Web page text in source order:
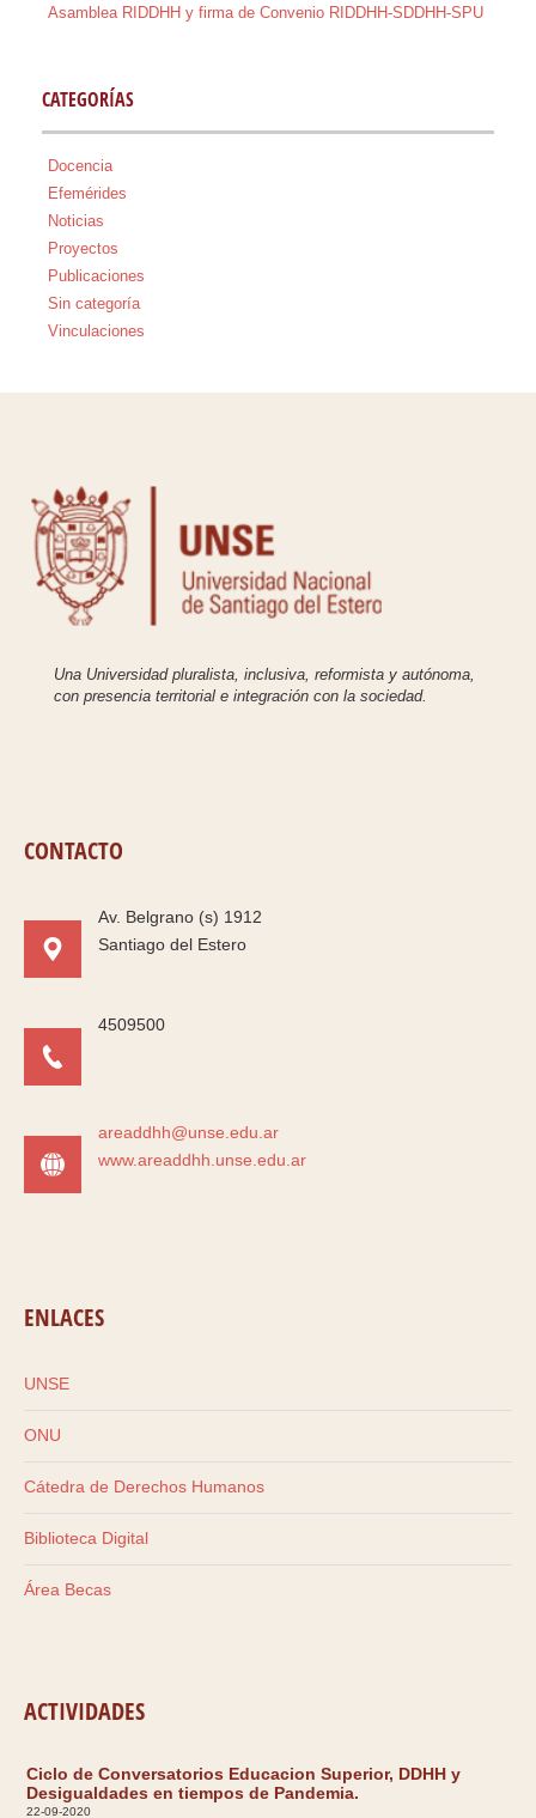
Asamblea RIDDHH y firma de Convenio RIDDHH-SDDHH-SPU
CATEGORÍAS
Docencia
Efemérides
Noticias
Proyectos
Publicaciones
Sin categoría
Vinculaciones
Una Universidad pluralista, inclusiva, reformista y autónoma,
con presencia territorial e integración con la sociedad.
CONTACTO
Av. Belgrano (s) 1912
Santiago del Estero
4509500
areaddhh@unse.edu.ar
www.areaddhh.unse.edu.ar
ENLACES
UNSE
ONU
Cátedra de Derechos Humanos
Biblioteca Digital
Área Becas
ACTIVIDADES
Ciclo de Conversatorios Educacion Superior, DDHH y
Desigualdades en tiempos de Pandemia.
22-09-2020